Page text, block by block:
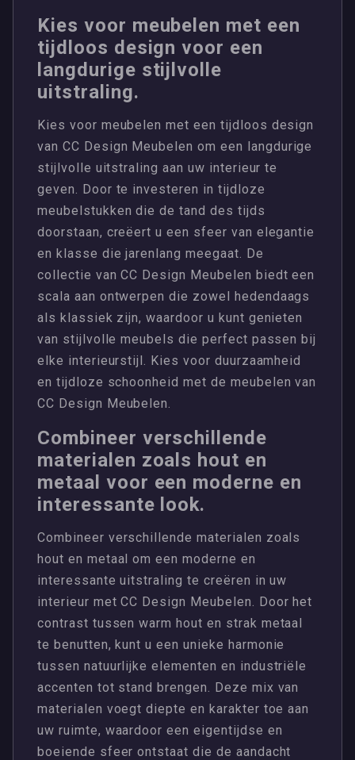
Kies voor meubelen met een
tijdloos design voor een
langdurige stijlvolle
uitstraling.
Kies voor meubelen met een tijdloos design
van CC Design Meubelen om een langdurige
stijlvolle uitstraling aan uw interieur te
geven. Door te investeren in tijdloze
meubelstukken die de tand des tijds
doorstaan, creëert u een sfeer van elegantie
en klasse die jarenlang meegaat. De
collectie van CC Design Meubelen biedt een
scala aan ontwerpen die zowel hedendaags
als klassiek zijn, waardoor u kunt genieten
van stijlvolle meubels die perfect passen bij
elke interieurstijl. Kies voor duurzaamheid
en tijdloze schoonheid met de meubelen van
CC Design Meubelen.
Combineer verschillende
materialen zoals hout en
metaal voor een moderne en
interessante look.
Combineer verschillende materialen zoals
hout en metaal om een moderne en
interessante uitstraling te creëren in uw
interieur met CC Design Meubelen. Door het
contrast tussen warm hout en strak metaal
te benutten, kunt u een unieke harmonie
tussen natuurlijke elementen en industriële
accenten tot stand brengen. Deze mix van
materialen voegt diepte en karakter toe aan
uw ruimte, waardoor een eigentijdse en
boeiende sfeer ontstaat die de aandacht